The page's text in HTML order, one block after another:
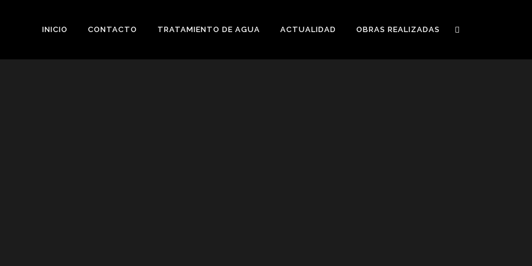
INICIO CONTACTO TRATAMIENTO DE AGUA ACTUALIDAD OBRAS REALIZADAS